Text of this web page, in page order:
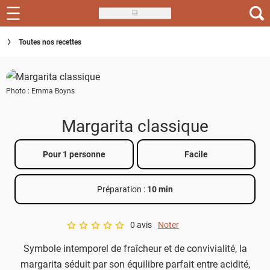
Skip
to
main
Recettes
Inspirations
Conseils
Menu de la semaine
Actus
Téléchargez l'app Saveurs Recettes
Index des recettes
Toutes nos recettes
Photo : Emma Boyns
Margarita classique
Pour 1 personne Facile
Préparation : 10 min
A star rating of 0 out of 5.
0 avis Noter
Symbole intemporel de fraîcheur et de convivialité, la
margarita séduit par son équilibre parfait entre acidité,